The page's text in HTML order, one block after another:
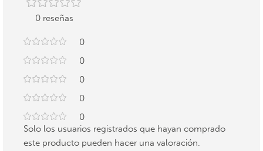
0 reseñas
0
0
0
0
0
Solo los usuarios registrados que hayan comprado
este producto pueden hacer una valoración.